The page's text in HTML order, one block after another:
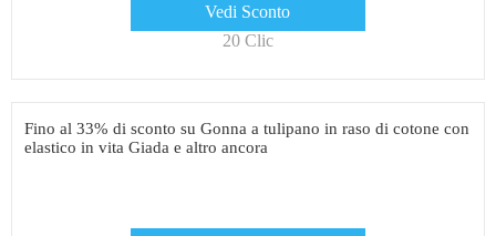
Vedi Sconto
20 Clic
Fino al 33% di sconto su Gonna a tulipano in raso di cotone con
elastico in vita Giada e altro ancora